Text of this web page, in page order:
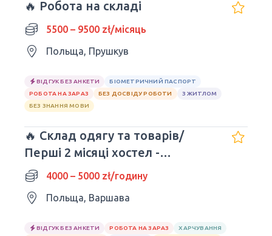
🔥 Робота на складі
5500 – 9500 zł/місяць
Польща, Прушкув
ВІДГУК БЕЗ АНКЕТИ
БІОМЕТРИЧНИЙ ПАСПОРТ
РОБОТА НА ЗАРАЗ
БЕЗ ДОСВІДУ РОБОТИ
З ЖИТЛОМ
БЕЗ ЗНАННЯ МОВИ
🔥 Склад одягу та товарів/
Перші 2 місяці хостел -
БЕЗКОШТОВНІ
4000 – 5000 zł/годину
Польща, Варшава
ВІДГУК БЕЗ АНКЕТИ РОБОТА НА ЗАРАЗ
ХАРЧУВАННЯ